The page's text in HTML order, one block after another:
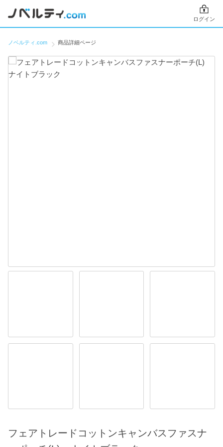
ログイン
ノベルティ.com 商品詳細ページ
フェアトレードコットンキャンバスファスナ